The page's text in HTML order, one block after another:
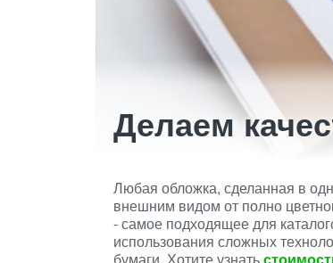
Делаем
Любая обложка, сделанная в
внешним видом от полно
- самое подходящее для
использования сложных